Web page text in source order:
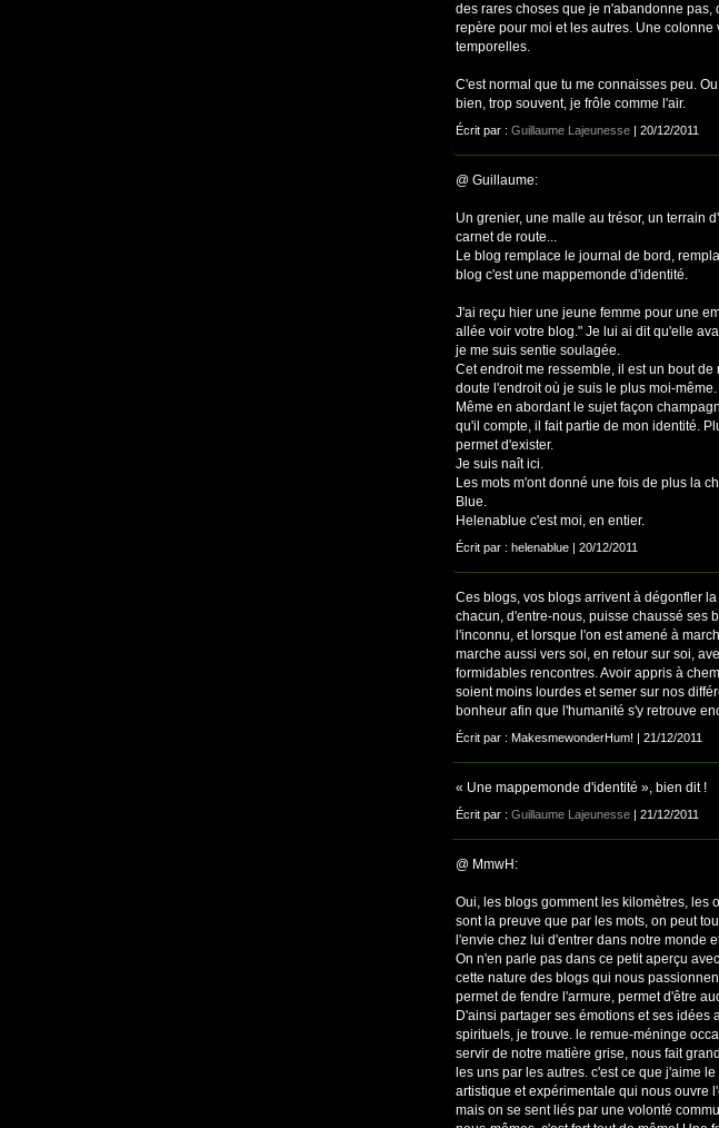
des rares choses que je n'abandonne pas,
repère pour moi et les autres. Une
temporelles.
C'est normal que tu me connaisses peu.
bien, trop souvent, je frôle comme l'air.
Écrit par : Guillaume Lajeunesse | 20/12/2011
@ Guillaume:
Un grenier, une malle au trésor, un terrain
carnet de route...
Le blog remplace le journal de bord,
blog c'est une mappemonde d'identité.
J'ai reçu hier une jeune femme pour une
allée voir votre blog." Je lui ai dit qu'elle
je me suis sentie soulagée.
Cet endroit me ressemble, il est un bout
doute l'endroit où je suis le plus moi-même.
Même en abordant le sujet façon
qu'il compte, il fait partie de mon identité.
permet d'exister.
Je suis naît ici.
Les mots m'ont donné une fois de plus la
Blue.
Helenablue c'est moi, en entier.
Écrit par : helenablue | 20/12/2011
Ces blogs, vos blogs arrivent à dégonfler
chacun, d'entre-nous, puisse chaussé ses
l'inconnu, et lorsque l'on est amené à
marche aussi vers soi, en retour sur soi,
formidables rencontres. Avoir appris à
soient moins lourdes et semer sur nos
bonheur afin que l'humanité s'y retrouve
Écrit par : MakesmewonderHum! | 21/12/2011
« Une mappemonde d'identité », bien dit !
Écrit par : Guillaume Lajeunesse | 21/12/2011
@ MmwH:
Oui, les blogs gomment les kilomètres, les
sont la preuve que par les mots, on peut
l'envie chez lui d'entrer dans notre monde
On n'en parle pas dans ce petit aperçu
cette nature des blogs qui nous
permet de fendre l'armure, permet d'être
D'ainsi partager ses émotions et ses idées
spirituels, je trouve. le remue-méninge
servir de notre matière grise, nous fait
les uns par les autres. c'est ce que j'aime
artistique et expérimentale qui nous ouvre
mais on se sent liés par une volonté